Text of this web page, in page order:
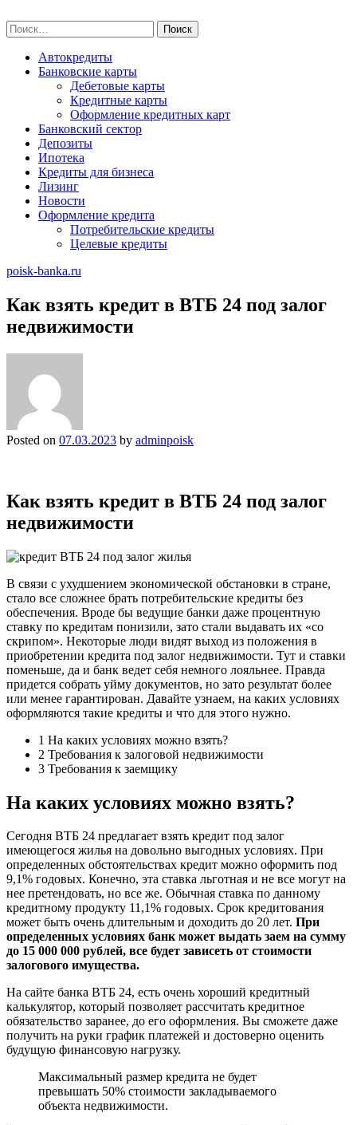
to
content
Найти:
Автокредиты
Банковские карты
Дебетовые карты
Кредитные карты
Оформление кредитных карт
Банковский сектор
Депозиты
Ипотека
Кредиты для бизнеса
Лизинг
Новости
Оформление кредита
Потребительские кредиты
Целевые кредиты
poisk-banka.ru
Как взять кредит в ВТБ 24 под залог
недвижимости
Posted on 07.03.2023 by adminpoisk
Как взять кредит в ВТБ 24 под залог
недвижимости
В связи с ухудшением экономической обстановки в стране,
стало все сложнее брать потребительские кредиты без
обеспечения. Вроде бы ведущие банки даже процентную
ставку по кредитам понизили, зато стали выдавать их «со
скрипом». Некоторые люди видят выход из положения в
приобретении кредита под залог недвижимости. Тут и ставки
поменьше, да и банк ведет себя немного лояльнее. Правда
придется собрать уйму документов, но зато результат более
или менее гарантирован. Давайте узнаем, на каких условиях
оформляются такие кредиты и что для этого нужно.
1 На каких условиях можно взять?
2 Требования к залоговой недвижимости
3 Требования к заемщику
На каких условиях можно взять?
Сегодня ВТБ 24 предлагает взять кредит под залог
имеющегося жилья на довольно выгодных условиях. При
определенных обстоятельствах кредит можно оформить под
9,1% годовых. Конечно, эта ставка льготная и не все могут на
нее претендовать, но все же. Обычная ставка по данному
кредитному продукту 11,1% годовых. Срок кредитования
может быть очень длительным и доходить до 20 лет. При
определенных условиях банк может выдать заем на сумму
до 15 000 000 рублей, все будет зависеть от стоимости
залогового имущества.
На сайте банка ВТБ 24, есть очень хороший кредитный
калькулятор, который позволяет рассчитать кредитное
обязательство заранее, до его оформления. Вы сможете даже
получить на руки график платежей и достоверно оценить
будущую финансовую нагрузку.
Максимальный размер кредита не будет
превышать 50% стоимости закладываемого
объекта недвижимости.